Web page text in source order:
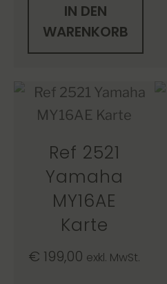
IN DEN
WARENKORB
Ref 2521
Yamaha
MY16AE
Karte
€ 199,00 exkl. MwSt.